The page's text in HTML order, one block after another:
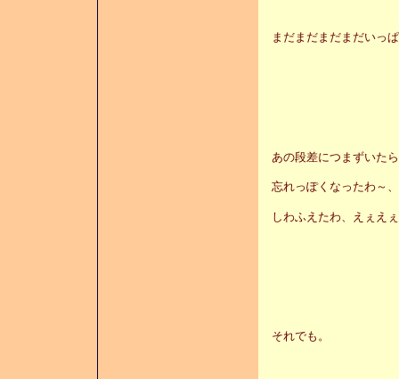
まだまだまだまだいっ
あの段差につまずいた
忘れっぽくなったわ～
しわふえたわ、えぇえ
それでも。